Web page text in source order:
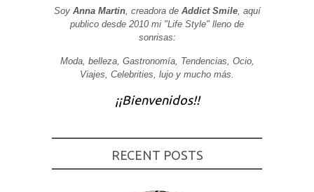
Soy Anna Martin, creadora de Addict Smile, aquí
publico desde 2010 mi "Life Style" lleno de
sonrisas:
Moda, belleza, Gastronomía, Tendencias, Ocio,
Viajes, Celebrities, lujo y mucho más.
¡¡Bienvenidos!!
RECENT POSTS
mejorar la
funcionalidad
nuestra web
durante tu